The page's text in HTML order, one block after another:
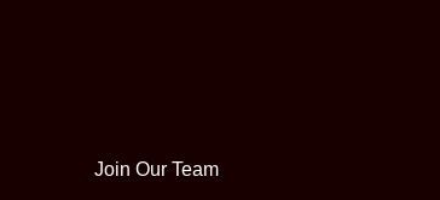
Join Our Team